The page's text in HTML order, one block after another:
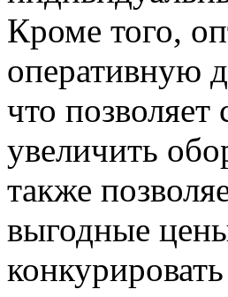
Кроме того,
оперативную
что позволяет
увеличить
также
выгодные